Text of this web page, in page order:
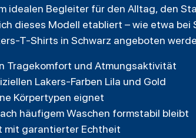
idealen Begleiter für den Alltag, den
dieses Modell etabliert – wie etwa
T-Shirts in Schwarz angeboten
Tragekomfort und Atmungsaktivität
Lakers-Farben Lila und Gold
Körpertypen eignet
häufigem Waschen formstabil bleibt
mit garantierter Echtheit